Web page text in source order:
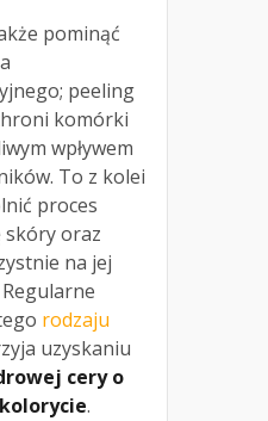
pominąć
peeling
komórki
wpływem
To z kolei
proces
skóry oraz
na jej
rodzaju
uzyskaniu
cery o
.